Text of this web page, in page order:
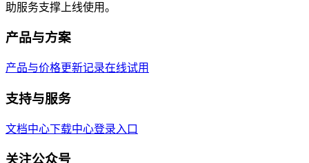
助服务支撑上线使用。
产品与方案
产品与价格更新记录在线试用
支持与服务
文档中心下载中心登录入口
关注公众号